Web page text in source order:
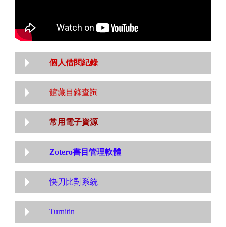
個人借閱紀錄
館藏目錄查詢
常用電子資源
Zotero書目管理軟體
快刀比對系統
Turnitin